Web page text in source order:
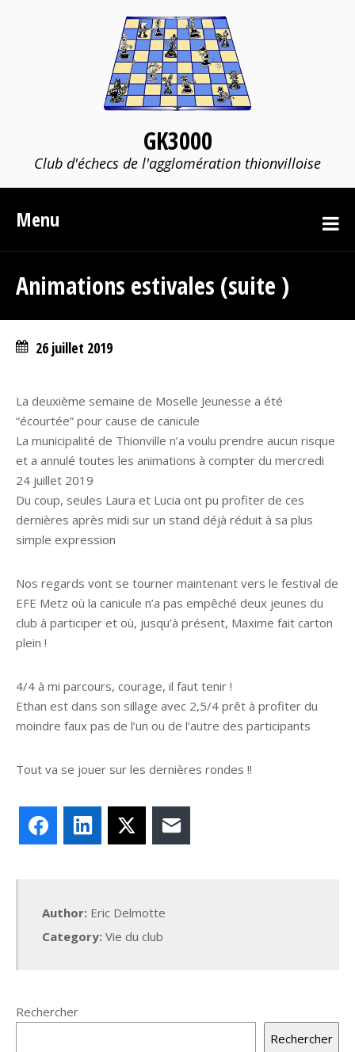
GK3000
Club d'échecs de l'agglomération thionvilloise
Menu
Animations estivales (suite )
26 juillet 2019
La deuxième semaine de Moselle Jeunesse a été
“écourtée” pour cause de canicule
La municipalité de Thionville n’a voulu prendre aucun risque
et a annulé toutes les animations à compter du mercredi
24 juillet 2019
Du coup, seules Laura et Lucia ont pu profiter de ces
dernières après midi sur un stand déjà réduit à sa plus
simple expression
Nos regards vont se tourner maintenant vers le festival de
EFE Metz où la canicule n’a pas empêché deux jeunes du
club à participer et où, jusqu’à présent, Maxime fait carton
plein !
4/4 à mi parcours, courage, il faut tenir !
Ethan est dans son sillage avec 2,5/4 prêt à profiter du
moindre faux pas de l’un ou de l’autre des participants
Tout va se jouer sur les dernières rondes !!
FacebookLinkedIn
Author: Eric Delmotte
Category: Vie du club
Rechercher
Rechercher